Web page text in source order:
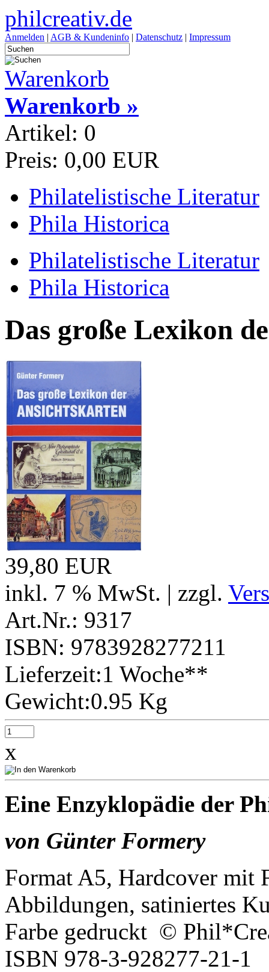
philcreativ.de
Anmelden | AGB & Kundeninfo | Datenschutz | Impressum
Warenkorb
Warenkorb »
Artikel: 0
Preis: 0,00 EUR
Philatelistische Literatur
Phila Historica
Philatelistische Literatur
Phila Historica
Das große Lexikon
39,80 EUR
inkl. 7 % MwSt. | zzgl.
Art.Nr.: 9317
ISBN: 9783928277211
Lieferzeit:1 Woche**
Gewicht:0.95 Kg
x
Eine Enzyklopädie der
von Günter Formery
Format A5, Hardcover mit
Abbildungen, satiniertes
Farbe gedruckt ©
ISBN 978-3-928277-21-1